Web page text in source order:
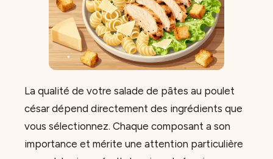
La qualité de votre salade de pâtes au poulet
césar dépend directement des ingrédients que
vous sélectionnez. Chaque composant a son
importance et mérite une attention particulière